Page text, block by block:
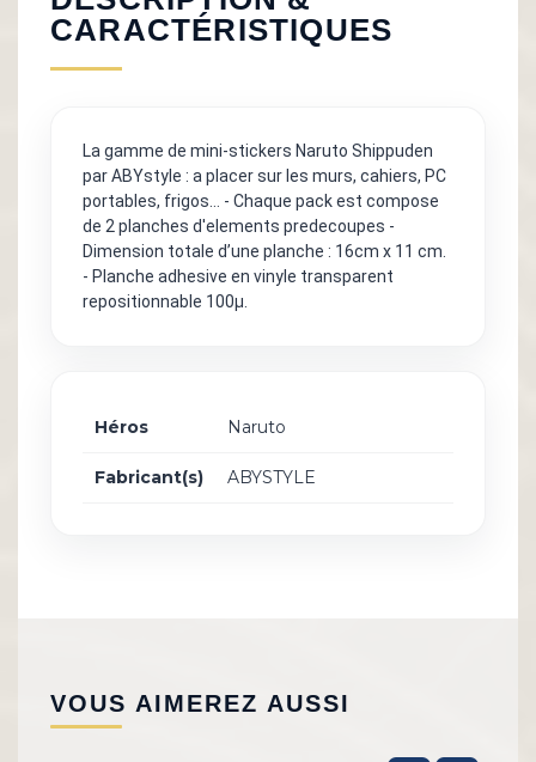
CARACTÉRISTIQUES
La gamme de mini-stickers Naruto Shippuden
par ABYstyle : a placer sur les murs, cahiers, PC
portables, frigos… - Chaque pack est compose
de 2 planches d'elements predecoupes -
Dimension totale d’une planche : 16cm x 11 cm.
- Planche adhesive en vinyle transparent
repositionnable 100µ.
Héros Naruto
Fabricant(s) ABYSTYLE
VOUS AIMEREZ AUSSI